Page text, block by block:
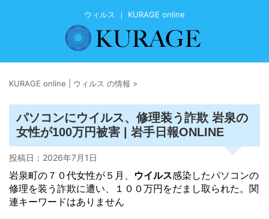
ウィルス ｜ KURAGE online
KURAGE online | ウィルス の情報 >
パソコンにウイルス、修理装う詐欺 岩泉の
女性が100万円被害 | 岩手日報ONLINE
投稿日： 2026年7月1日
岩泉町の７０代女性が５月、 ウイルス感染したパソコンの
修理を装う詐欺に遭い、１００万円をだまし取られた。関
連キーワードはありません